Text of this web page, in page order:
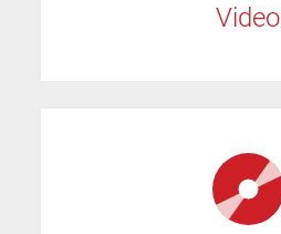
Video